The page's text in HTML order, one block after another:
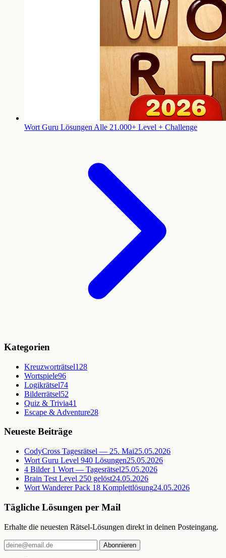
Wort Guru Lösungen Alle 21.000+ Level + Challenge
Kategorien
Kreuzworträtsel128
Wortspiele96
Logikrätsel74
Bilderrätsel52
Quiz & Trivia41
Escape & Adventure28
Neueste Beiträge
CodyCross Tagesrätsel — 25. Mai25.05.2026
Wort Guru Level 940 Lösungen25.05.2026
4 Bilder 1 Wort — Tagesrätsel25.05.2026
Brain Test Level 250 gelöst24.05.2026
Wort Wanderer Pack 18 Komplettlösung24.05.2026
Tägliche Lösungen per Mail
Erhalte die neuesten Rätsel-Lösungen direkt in deinen Posteingang.
Abonnieren